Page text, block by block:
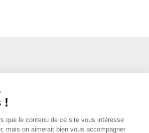
!
que le contenu de ce site vous intéresse
mais on aimerait bien vous accompagner